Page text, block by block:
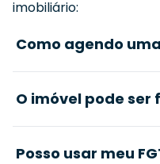
imobiliário:
Como agendo
O imóvel pode ser
Posso usar meu